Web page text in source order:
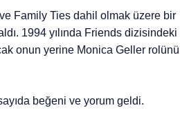
Family Ties dahil olmak üzere bir
1994 yılında Friends dizisindeki
onun yerine Monica Geller rolünü
beğeni ve yorum geldi.